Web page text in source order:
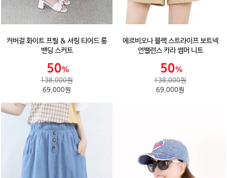
커버걸 화이트 프릴 & 셔링 티어드 롱
밴딩 스커트
138,000원
69,000원
에르비오나 블랙 스트라이프 보트넥
언밸런스 카라 썸머 니트
138,000원
69,000원